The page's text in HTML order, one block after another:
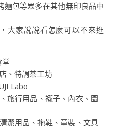
麵包等眾多在其他無印良品中
大家說說看怎麼可以不來逛
、特調茶工坊
Labo
旅行用品、襪子、內衣、園
潔用品、拖鞋、童裝、文具